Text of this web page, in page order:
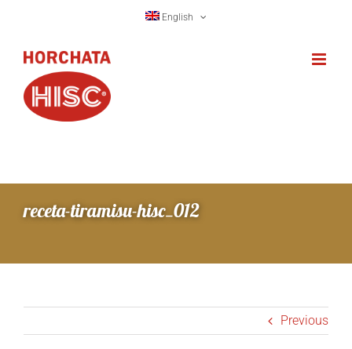
English
receta-tiramisu-hisc_012
Previous